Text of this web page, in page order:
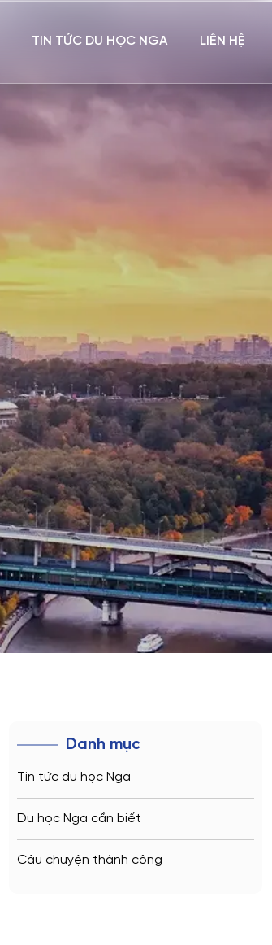
TIN TỨC DU HỌC NGA LIÊN HỆ
Danh mục
Tin tức du học Nga
Du học Nga cần biết
Câu chuyện thành công